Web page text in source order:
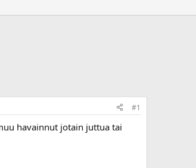
#1
havainnut jotain juttua tai